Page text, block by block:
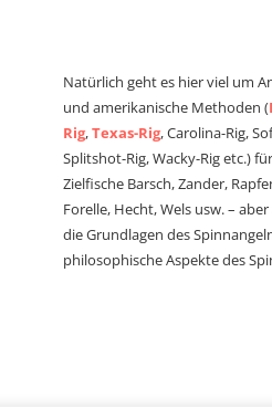
Natürlich geht es hier viel um
und amerikanische Methoden (
Rig,Texas-Rig, Carolina-Rig,
Splitshot-Rig, Wacky-Rig etc.)
Zielfische Barsch, Zander,
Forelle, Hecht, Wels usw. –
die Grundlagen des
philosophische Aspekte des